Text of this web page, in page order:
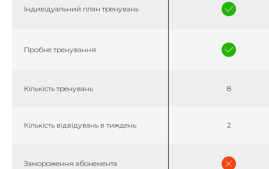
Індивідуальний план тренувань
Пробне тренування
Кількість тренувань 8
Кількість відвідувань в тиждень 2
Замороження абонемента